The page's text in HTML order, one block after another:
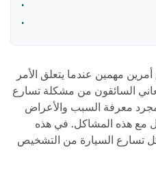
مهمين عندما يتعلق الأمر
السائقون من مشكلة تسارع
معرفة السبب والأعراض
مع هذه المشاكل. في هذه
تسارع السيارة من التشخيص